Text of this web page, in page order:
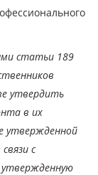
статьи 189
утвердить
в их
утвержденной
с